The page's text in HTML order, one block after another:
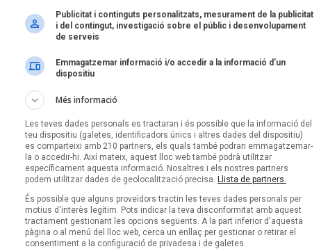
"Amb tu"
"Postlude To A Kiss"
Goran Levi
"Lo bueno y lo malo"
Carmen y María
"Posidònia"
Pep Álvarez amb Joan Muntaner
(Xanguito)
Publicitat i continguts personalitzats, mesurament de la publicitat
i del contingut, investigació sobre el públic i desenvolupament
de serveis
Emmagatzemar informació i/o accedir a la informació d’un
dispositiu
Més informació
Les teves dades personals es tractaran i és possible que la informació del
teu dispositiu (galetes, identificadors únics i altres dades del dispositiu)
es comparteixi amb 210 partners, els quals també podran emmagatzemar-
la o accedir-hi. Així mateix, aquest lloc web també podrà utilitzar
específicament aquesta informació. Nosaltres i els nostres partners
podem utilitzar dades de geolocalització precisa. Llista de partners.
És possible que alguns proveïdors tractin les teves dades personals per
motius d'interès legítim. Pots indicar la teva disconformitat amb aquest
tractament gestionant les opcions següents. A la part inferior d'aquesta
pàgina o al menú del lloc web, cerca un enllaç per gestionar o retirar el
consentiment a la configuració de privadesa i de galetes.